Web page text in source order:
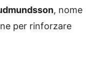
, nome
per rinforzare